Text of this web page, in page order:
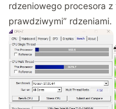
rdzeniowego procesora z
prawdziwymi” rdzeniami.